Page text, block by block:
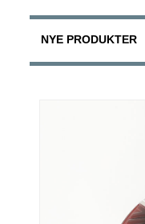
NYE PRODUKTER